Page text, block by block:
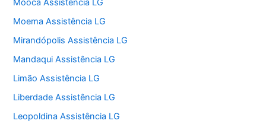
Mooca Assistência LG
Moema Assistência LG
Mirandópolis Assistência LG
Mandaqui Assistência LG
Limão Assistência LG
Liberdade Assistência LG
Leopoldina Assistência LG